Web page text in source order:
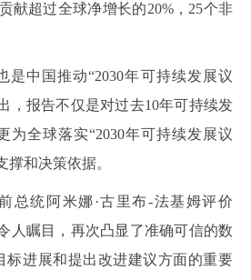
献超过全球净增长的20%，25个非
是中国推动“2030年可持续发展议
，报告不仅是对过去10年可持续发
为全球落实“2030年可持续发展议
撑和决策依据。
总统阿米娜·古里布-法基姆评价
人瞩目，再次凸显了准确可信的数
标进展和提出改进建议方面的重要